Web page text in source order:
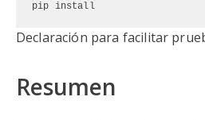
pip install
Declaración para facilitar
Resumen